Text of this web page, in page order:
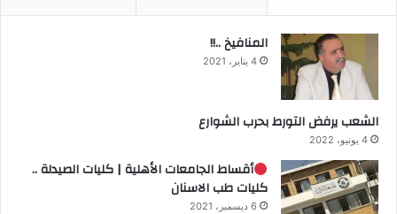
المنافيخ ..!!
4 يناير، 2021
الشعب يرفض التورط بحرب الشوارع
4 يونيو، 2022
أقساط الجامعات الأهلية | كليات الصيدلة ..
كليات طب الاسنان
6 ديسمبر، 2021